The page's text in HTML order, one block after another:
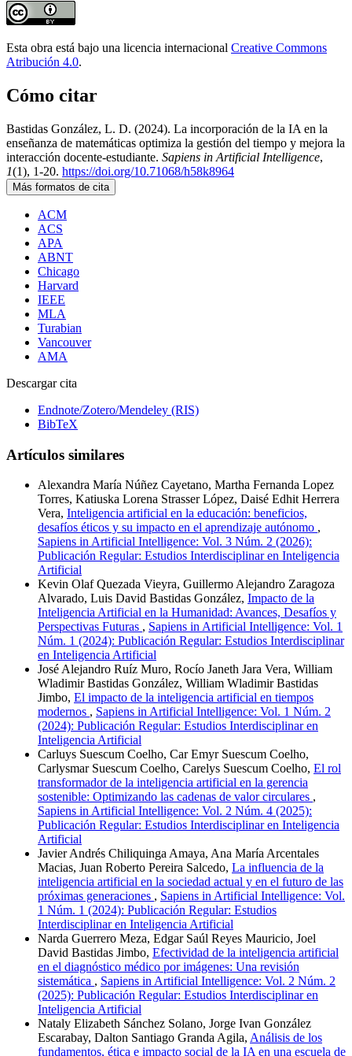
Esta obra está bajo una licencia internacional Creative Commons
Atribución 4.0.
Cómo citar
Bastidas González, L. D. (2024). La incorporación de la IA en la
enseñanza de matemáticas optimiza la gestión del tiempo y mejora la
interacción docente-estudiante. Sapiens in Artificial Intelligence,
1(1), 1-20. https://doi.org/10.71068/h58k8964
Más formatos de cita
ACM
ACS
APA
ABNT
Chicago
Harvard
IEEE
MLA
Turabian
Vancouver
AMA
Descargar cita
Endnote/Zotero/Mendeley (RIS)
BibTeX
Artículos similares
Alexandra María Núñez Cayetano, Martha Fernanda Lopez
Torres, Katiuska Lorena Strasser López, Daisé Edhit Herrera
Vera, Inteligencia artificial en la educación: beneficios,
desafíos éticos y su impacto en el aprendizaje autónomo ,
Sapiens in Artificial Intelligence: Vol. 3 Núm. 2 (2026):
Publicación Regular: Estudios Interdisciplinar en Inteligencia
Artificial
Kevin Olaf Quezada Vieyra, Guillermo Alejandro Zaragoza
Alvarado, Luis David Bastidas González, Impacto de la
Inteligencia Artificial en la Humanidad: Avances, Desafíos y
Perspectivas Futuras , Sapiens in Artificial Intelligence: Vol. 1
Núm. 1 (2024): Publicación Regular: Estudios Interdisciplinar
en Inteligencia Artificial
José Alejandro Ruíz Muro, Rocío Janeth Jara Vera, William
Wladimir Bastidas González, William Wladimir Bastidas
Jimbo, El impacto de la inteligencia artificial en tiempos
modernos , Sapiens in Artificial Intelligence: Vol. 1 Núm. 2
(2024): Publicación Regular: Estudios Interdisciplinar en
Inteligencia Artificial
Carluys Suescum Coelho, Car Emyr Suescum Coelho,
Carlysmar Suescum Coelho, Carelys Suescum Coelho, El rol
transformador de la inteligencia artificial en la gerencia
sostenible: Optimizando las cadenas de valor circulares ,
Sapiens in Artificial Intelligence: Vol. 2 Núm. 4 (2025):
Publicación Regular: Estudios Interdisciplinar en Inteligencia
Artificial
Javier Andrés Chiliquinga Amaya, Ana María Arcentales
Macias, Juan Roberto Pereira Salcedo, La influencia de la
inteligencia artificial en la sociedad actual y en el futuro de las
próximas generaciones , Sapiens in Artificial Intelligence: Vol.
1 Núm. 1 (2024): Publicación Regular: Estudios
Interdisciplinar en Inteligencia Artificial
Narda Guerrero Meza, Edgar Saúl Reyes Mauricio, Joel
David Bastidas Jimbo, Efectividad de la inteligencia artificial
en el diagnóstico médico por imágenes: Una revisión
sistemática , Sapiens in Artificial Intelligence: Vol. 2 Núm. 2
(2025): Publicación Regular: Estudios Interdisciplinar en
Inteligencia Artificial
Nataly Elizabeth Sánchez Solano, Jorge Ivan González
Escarabay, Dalton Santiago Granda Agila, Análisis de los
fundamentos, ética e impacto social de la IA en una escuela de